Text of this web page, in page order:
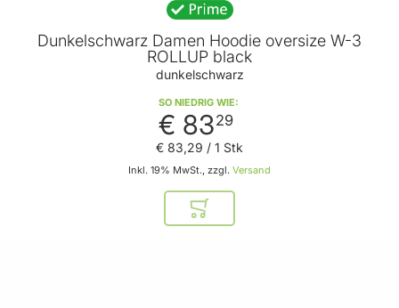
Dunkelschwarz Damen Hoodie oversize W-3
ROLLUP black
dunkelschwarz
SO NIEDRIG WIE
€ 8329
Inkl. 19% MwSt., zzgl. Versand
€ 83,29 / 1 Stk
In den Warenkorb